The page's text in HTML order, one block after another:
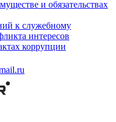
и обязательствах
к служебному
интересов
коррупции